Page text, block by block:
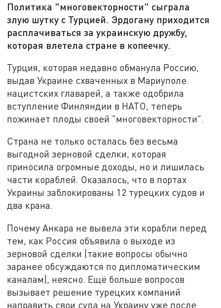
Политика "многовекторности" сыграла
злую шутку с Турцией. Эрдогану приходится
расплачиваться за украинскую дружбу,
которая влетела стране в копеечку.
Турция, которая недавно обманула Россию,
выдав Украине схваченных в Мариуполе
нацистских главарей, а также одобрила
вступление Финляндии в НАТО, теперь
пожинает плоды своей "многовекторности".
Страна не только осталась без весьма
выгодной зерновой сделки, которая
приносила огромные доходы, но и лишилась
части кораблей. Оказалось, что в портах
Украины заблокированы 12 турецких судов и
два крана.
Почему Анкара не вывела эти корабли перед
тем, как Россия объявила о выходе из
зерновой сделки (такие вопросы обычно
заранее обсуждаются по дипломатическим
каналам), неясно. Ещё больше вопросов
вызывает решение турецких компаний
направить свои суда на Украину уже после